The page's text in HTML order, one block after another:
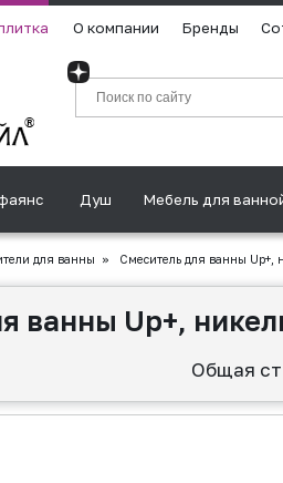
О компании Бренды
Душ Мебель для
для ванны » Смеситель для ванны Up+,
ванны Up+,
Общая